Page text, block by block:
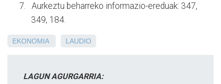
7.
Aurkeztu beharreko informazio-ereduak: 347,
349, 184.
EKONOMIA LAUDIO
LAGUN AGURGARRIA: